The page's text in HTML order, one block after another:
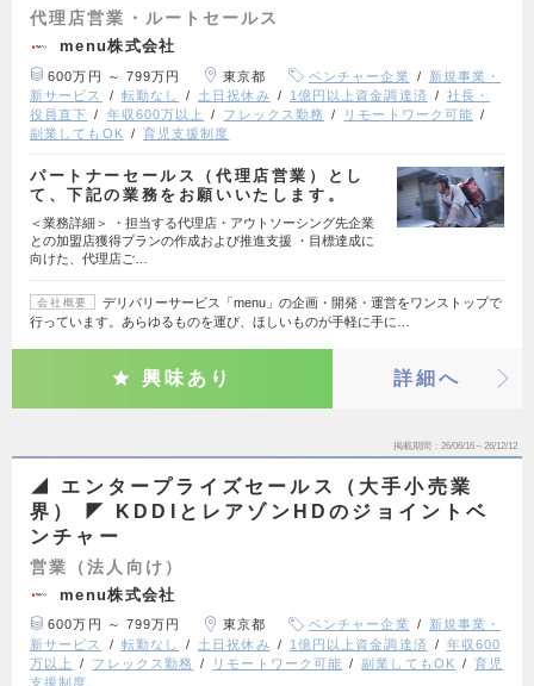
代理店営業・ルートセールス
menu株式会社
600万円 ～ 799万円 東京都 ベンチャー企業
新規事業・
新サービス
転勤なし 土日祝休み 1億円以上資金調達済
社長・
役員直下
年収600万以上 フレックス勤務
リモートワーク可能
副業してもOK
育児支援制度
パートナーセールス（代理店営業）とし
て、下記の業務をお願いいたします。
＜業務詳細＞ ・担当する代理店・アウトソーシング先企業
との加盟店獲得プランの作成および推進支援 ・目標達成に
向けた、代理店ご…
会社概要
デリバリーサービス「menu」の企画・開発・運営をワンストップで
行っています。あらゆるものを運び、ほしいものが手軽に手に…
興味あり 詳細へ
掲載期間 26/06/16～26/12/12
◢ エンタープライズセールス（大手小売業
界） ◤ KDDIとレアゾンHDのジョイントベ
ンチャー
営業（法人向け）
menu株式会社
600万円 ～ 799万円 東京都 ベンチャー企業
新規事業・
新サービス
転勤なし 土日祝休み 1億円以上資金調達済
年収600
万以上
フレックス勤務 リモートワーク可能 副業してもOK
育児
支援制度